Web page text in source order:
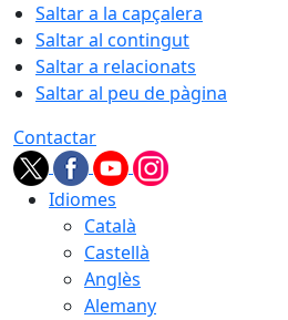
Saltar a la capçalera
Saltar al contingut
Saltar a relacionats
Saltar al peu de pàgina
Contactar
Idiomes
Català
Castellà
Anglès
Alemany